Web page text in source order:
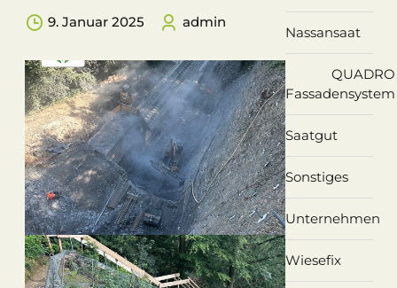
9. Januar 2025 admin
Nassansaat
QUADRO
Fassadensystem
Saatgut
Sonstiges
Unternehmen
Wiesefix